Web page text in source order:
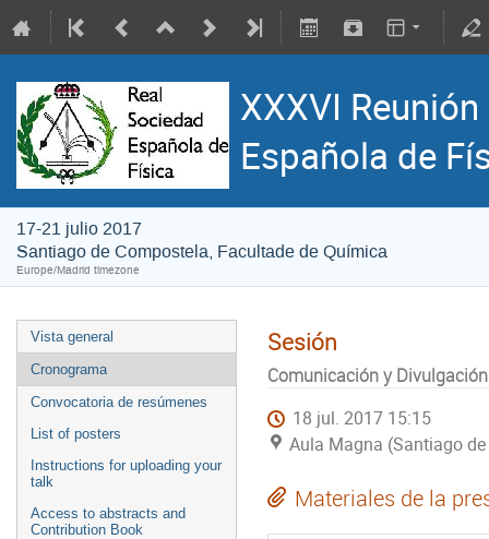
XXXVI
Española de
17-21 julio 2017
Santiago de Compostela, Facultade de Química
Europe/Madrid timezone
Vista general
Cronograma
Convocatoria de resúmenes
List of posters
Instructions for uploading your
talk
Access to abstracts and
Contribution Book
Sesión
Comunicación y Divulgación
18 jul. 2017 15:15
Aula Magna (Santiago
Materiales de la